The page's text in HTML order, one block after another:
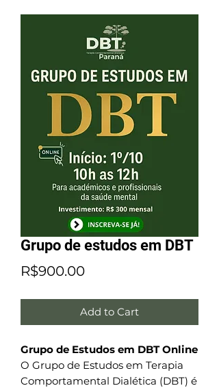
Grupo de estudos em DBT
R$900.00Price
Add to Cart
Grupo de Estudos em DBT Online
O Grupo de Estudos em Terapia
Comportamental Dialética (DBT) é